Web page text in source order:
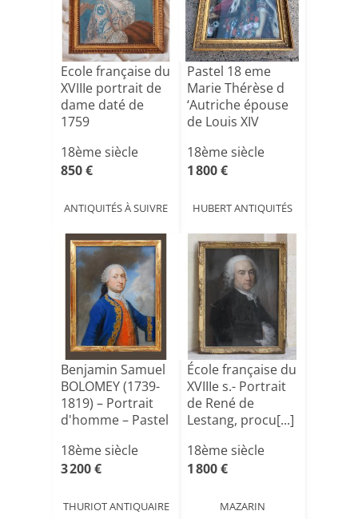
Ecole française du
XVIIIe portrait de
dame daté de
1759
18ème siècle
850 €
ANTIQUITÉS À SUIVRE
Pastel 18 eme
Marie Thérèse d
‘Autriche épouse
de Louis XIV
18ème siècle
1 800 €
HUBERT ANTIQUITÉS
Benjamin Samuel
BOLOMEY (1739-
1819) – Portrait
d'homme – Pastel
18ème siècle
3 200 €
THURIOT ANTIQUAIRE
École française du
XVIIIe s.- Portrait
de René de
Lestang, procu[...]
18ème siècle
1 800 €
MAZARIN